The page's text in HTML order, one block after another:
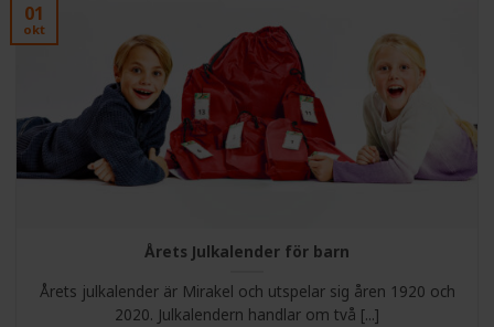
Årets Julkalender för barn
Årets julkalender är Mirakel och utspelar sig åren 1920 och
2020. Julkalendern handlar om två [...]
01
okt